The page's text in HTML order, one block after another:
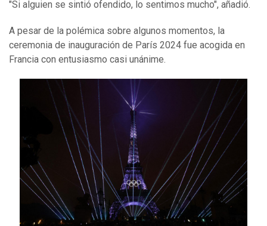
"Si alguien se sintió ofendido, lo sentimos mucho", añadió.
A pesar de la polémica sobre algunos momentos, la
ceremonia de inauguración de París 2024 fue acogida en
Francia con entusiasmo casi unánime.